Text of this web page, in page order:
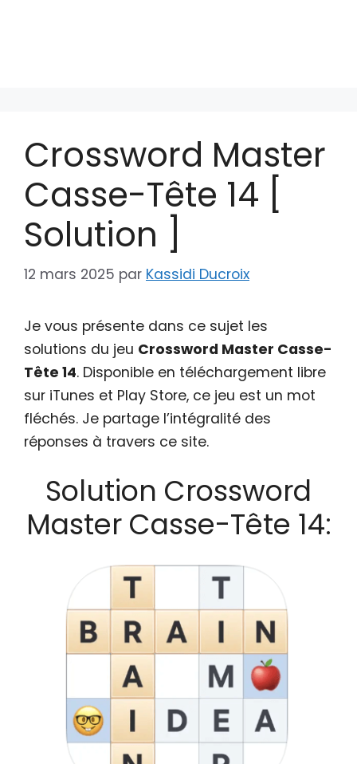
Crossword Master
Casse-Tête 14 [
Solution ]
12 mars 2025 par Kassidi Ducroix
Je vous présente dans ce sujet les
solutions du jeu Crossword Master Casse-
Tête 14. Disponible en téléchargement libre
sur iTunes et Play Store, ce jeu est un mot
fléchés. Je partage l’intégralité des
réponses à travers ce site.
Solution Crossword
Master Casse-Tête 14: